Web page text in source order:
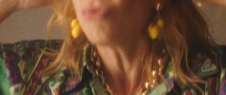
FLIP™ play advanced
POPÜLER
Anti-aging massage, LED heating
LUNA™ 4 Men
For men, anti-aging massage
LUNA™ 4 mini
BEAR™ 2
Microcurrent toning device
BEAR™ 2 go
UFO™ 3
Deep facial hydration device
FAQ™ Dual LED Panel
English Deutsch
Español
Français
Italiano
Português
Polski
Svenska
Русский
Türkçe
简体中文 繁體中文